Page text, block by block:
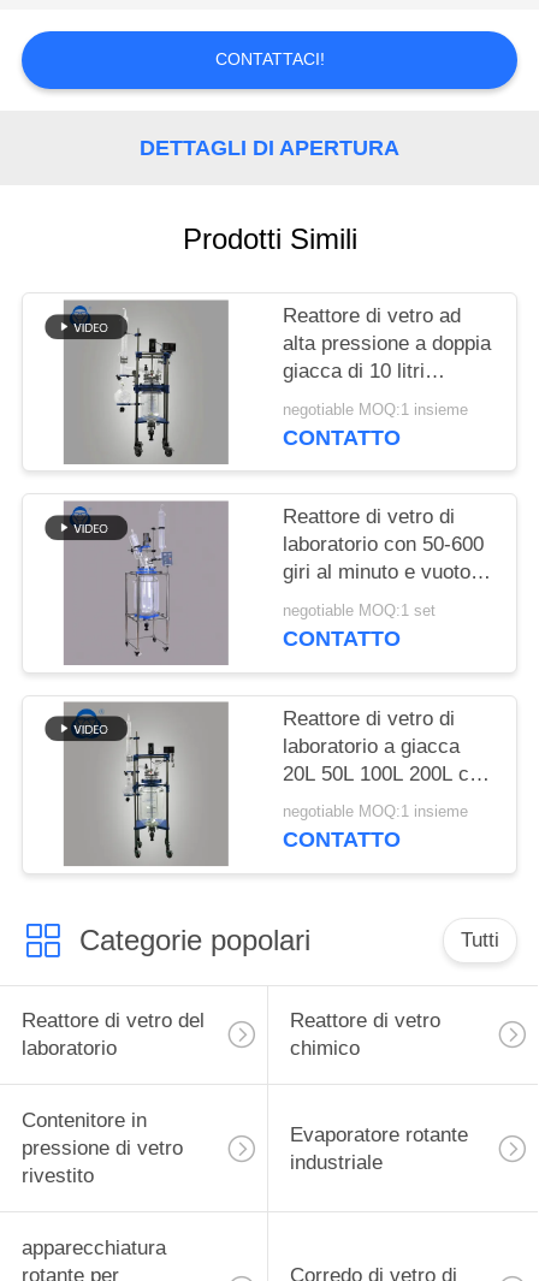
CITAZIONE
SITEMAP
PRIVACY
CONTATTACI!
DETTAGLI DI APERTURA
Prodotti Simili
Reattore di vetro ad
alta pressione a doppia
giacca di 10 litri
Reattore chimico
semiautomatico
negotiable MOQ:1 insieme
CONTATTO
Reattore di vetro di
laboratorio con 50-600
giri al minuto e vuoto di
0,098 MPa per
applicazioni chimiche
negotiable MOQ:1 set
CONTATTO
Reattore di vetro di
laboratorio a giacca
20L 50L 100L 200L con
borosilicato 3.3 Vetro e
telaio in acciaio
negotiable MOQ:1 insieme
CONTATTO
Categorie popolari Tutti
Reattore di vetro del
laboratorio
Reattore di vetro
chimico
Contenitore in
pressione di vetro
rivestito
Evaporatore rotante
industriale
apparecchiatura
rotante per
Corredo di vetro di